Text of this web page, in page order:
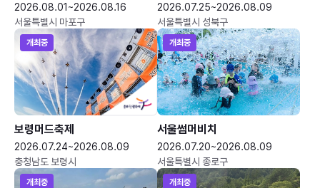
2026.08.01~2026.08.16
서울특별시 마포구
2026.07.25~2026.08.09
서울특별시 성북구
개최중
보령머드축제
2026.07.24~2026.08.09
충청남도 보령시
개최중
서울썸머비치
2026.07.20~2026.08.09
서울특별시 종로구
개최중 개최중